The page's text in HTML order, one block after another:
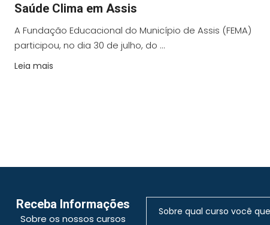
Saúde Clima em Assis
A Fundação Educacional do Município de Assis (FEMA)
participou, no dia 30 de julho, do ...
Leia mais
Receba Informações
Sobre os nossos cursos